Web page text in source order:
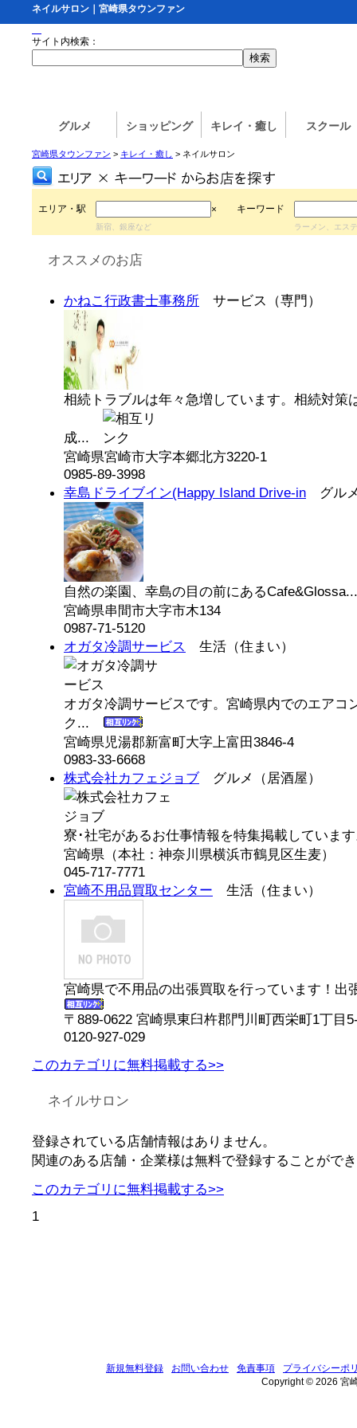
ネイルサロン｜宮崎県タウンファン
サイト内検索：
グルメ ショッピング キレイ・癒し スクール
宮崎県タウンファン > キレイ・癒し > ネイルサロン
エリア・駅 × キーワード
新宿、銀座など ラーメン、エス
オススメのお店
かねこ行政書士事務所 サービス（専門）
相続トラブルは年々急増しています。相続対策
成...
宮崎県宮崎市大字本郷北方3220-1
0985-89-3998
幸島ドライブイン(Happy Island Drive-in グル
自然の楽園、幸島の目の前にある
宮崎県串間市大字市木134
0987-71-5120
オガタ冷調サービス 生活（住まい）
オガタ冷調サービスです。宮崎県内でのエアコ
ク...
宮崎県児湯郡新富町大字上富田3846-4
0983-33-6668
株式会社カフェジョブグルメ（居酒屋）
寮･社宅があるお仕事情報を特集掲載してい
宮崎県（本社：神奈川県横浜市鶴見区生麦）
045-717-7771
宮崎不用品買取センター 生活（住まい）
宮崎県で不用品の出張買取を行っています！
〒889-0622 宮崎県東臼杵郡門川町西栄町1丁目
0120-927-029
このカテゴリに無料掲載する>>
ネイルサロン
登録されている店舗情報はありません。
関連のある店舗・企業様は無料で登録することがで
このカテゴリに無料掲載する>>
1
新規無料登録 お問い合わせ 免責事項
プライバシーポ
Copyright © 2026 宮